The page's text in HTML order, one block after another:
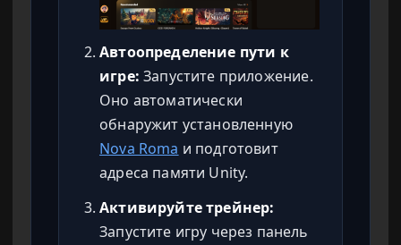
Автоопределение пути к
игре: Запустите приложение.
Оно автоматически
обнаружит установленную
Nova Roma и подготовит
адреса памяти Unity.
Активируйте трейнер:
Запустите игру через панель